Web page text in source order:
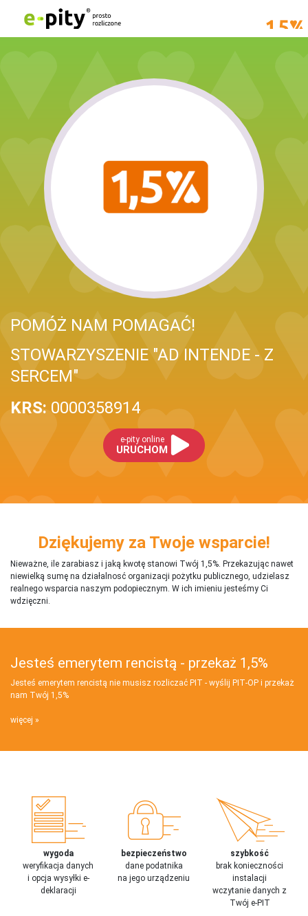
POMÓŻ NAM POMAGAĆ!
STOWARZYSZENIE "AD INTENDE - Z
SERCEM"
KRS: 0000358914
e-pity online
URUCHOM
Dziękujemy za Twoje wsparcie!
Nieważne, ile zarabiasz i jaką kwotę stanowi Twój 1,5%. Przekazując nawet
niewielką sumę na działalnosć organizacji pożytku publicznego, udzielasz
realnego wsparcia naszym podopiecznym. W ich imieniu jesteśmy Ci
wdzięczni.
Jesteś emerytem rencistą - przekaż 1,5%
Jesteś emerytem rencistą nie musisz rozliczać PIT - wyślij PIT‑OP i przekaż
nam Twój 1,5%
więcej
wygoda
weryfikacja danych
i opcja wysyłki e-
deklaracji
bezpieczeństwo
dane podatnika
na jego urządzeniu
szybkość
brak konieczności
instalacji
wczytanie danych z
Twój e-PIT